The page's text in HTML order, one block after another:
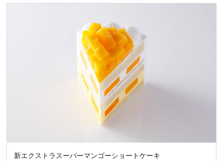
新エクストラスーパーマンゴーショートケーキ